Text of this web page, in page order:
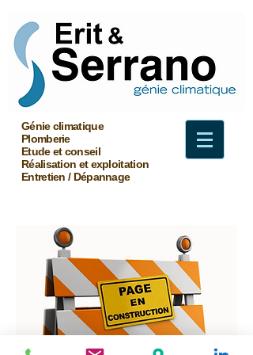
Génie climatique
Plomberie
Etude et conseil
Réalisation et exploitation
Entretien / Dépannage